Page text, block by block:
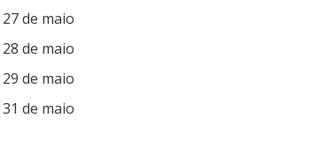
27 de maio
28 de maio
29 de maio
31 de maio